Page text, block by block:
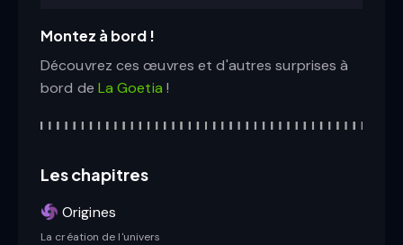
Montez à bord !
Découvrez ces œuvres et d'autres surprises à
bord de La Goetia !
Les chapitres
Origines
La création de l'univers